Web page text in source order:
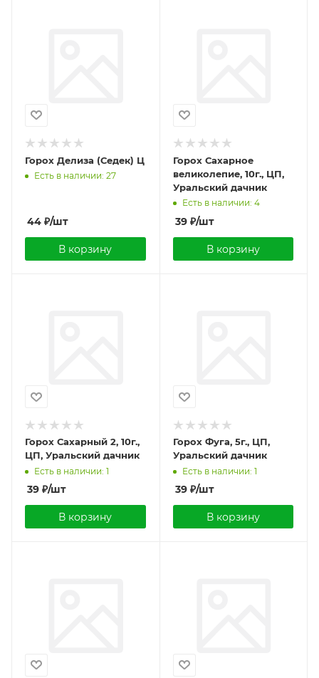
Горох Делиза (Седек) Ц
Есть в наличии: 27
44 ₽/шт
В корзину
Горох Сахарное
великолепие, 10г., ЦП,
Уральский дачник
Есть в наличии: 4
39₽/шт
В корзину
Горох Сахарный 2, 10г.,
ЦП, Уральский дачник
Есть в наличии: 1
39 ₽/шт
В корзину
Горох Фуга, 5г., ЦП,
Уральский дачник
Есть в наличии: 1
39₽/шт
В корзину